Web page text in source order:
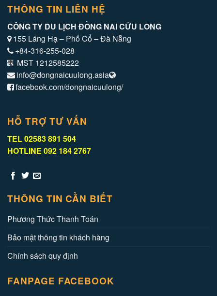
THÔNG TIN LIÊN HỆ
CÔNG TY DU LỊCH ĐỒNG NAI CỬU LONG
155 Láng Hạ – Phố Cổ – Đà Nẵng
+84-316-255-028
MST 1212585222
info@dongnaicuulong.asia
facebook.com/dongnaicuulong/
HỖ TRỢ TƯ VẤN
TEL 02583 891 504
HOTLINE 092 184 2767
THÔNG TIN CẦN BIẾT
Phương Thức Thanh Toán
Bảo mật thông tin khách hàng
Chính sách quy định
FANPAGE FACEBOOK